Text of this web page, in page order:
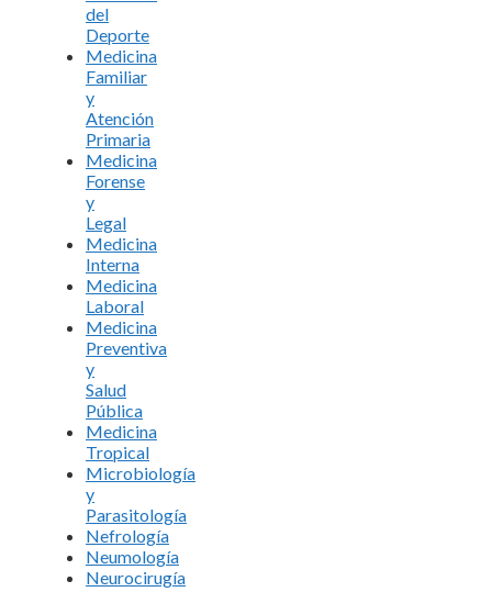
del
Deporte
Medicina
Familiar
y
Atención
Primaria
Medicina
Forense
y
Legal
Medicina
Interna
Medicina
Laboral
Medicina
Preventiva
y
Salud
Pública
Medicina
Tropical
Microbiología
y
Parasitología
Nefrología
Neumología
Neurocirugía